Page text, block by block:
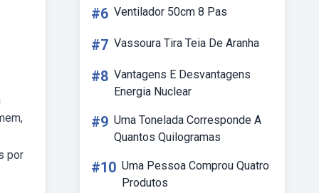
por
#6 Ventilador 50cm 8 Pas
#7 Vassoura Tira Teia De Aranha
#8 Vantagens E Desvantagens
Energia Nuclear
#9 Uma Tonelada Corresponde A
Quantos Quilogramas
#10 Uma Pessoa Comprou Quatro
Produtos